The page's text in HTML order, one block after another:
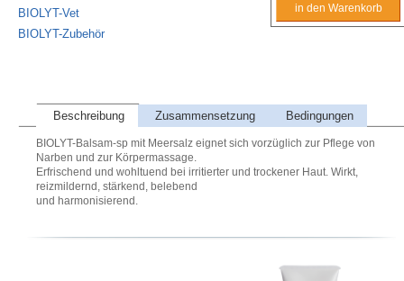
BIOLYT-Vet
BIOLYT-Zubehör
Beschreibung Zusammensetzung Bedingungen
BIOLYT-Balsam-sp mit Meersalz eignet sich vorzüglich zur Pflege von
Narben und zur Körpermassage.
Erfrischend und wohltuend bei irritierter und trockener Haut. Wirkt,
reizmildernd, stärkend, belebend
und harmonisierend.